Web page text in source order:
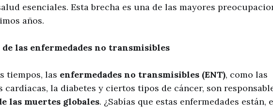
esenciales. Esta brecha es una de las mayores
años.
de las enfermedades no transmisibles
tiempos, las enfermedades no transmisibles (ENT), como las
cardíacas, la diabetes y ciertos tipos de cáncer, son
las muertes globales. ¿Sabías que estas enfermedades están,